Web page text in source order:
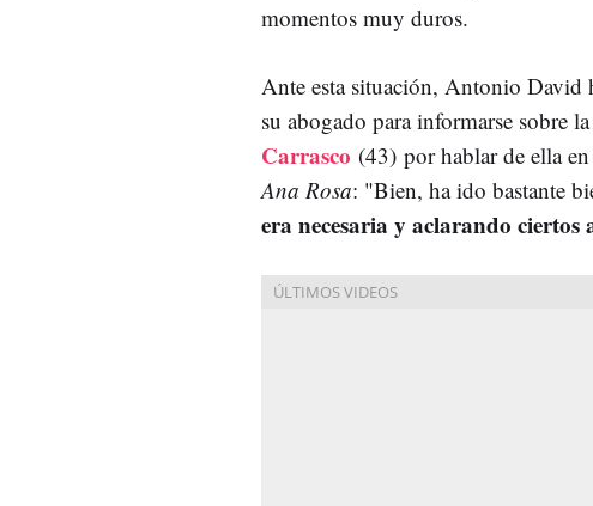
momentos muy duros.
Ante esta situación, Antonio David
su abogado para informarse sobre
Carrasco (43) por hablar de ella
Ana Rosa: "Bien, ha ido bastante
era necesaria y aclarando ciertos